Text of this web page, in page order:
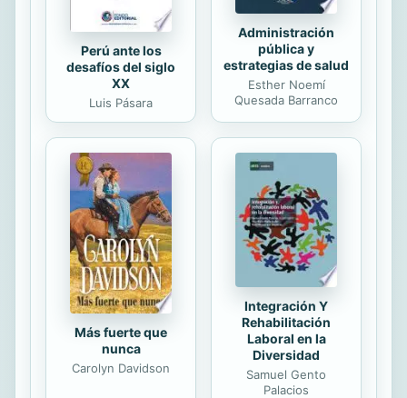
Perú ante los
desafíos del siglo
XX
Luis Pásara
Administración
pública y
estrategias de salud
Esther Noemí
Quesada Barranco
Más fuerte que
nunca
Carolyn Davidson
Integración Y
Rehabilitación
Laboral en la
Diversidad
Samuel Gento
Palacios